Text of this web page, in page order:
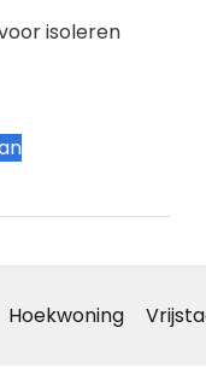
isoleren
Hoekwoning